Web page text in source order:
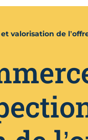
valorisation de